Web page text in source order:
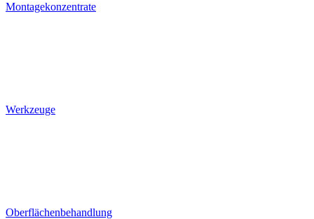
Montagekonzentrate
Werkzeuge
Oberflächenbehandlung